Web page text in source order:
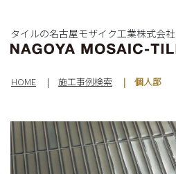
タイルの名古屋モザイク工業株式会社
HOME 施工事例検索 個人邸